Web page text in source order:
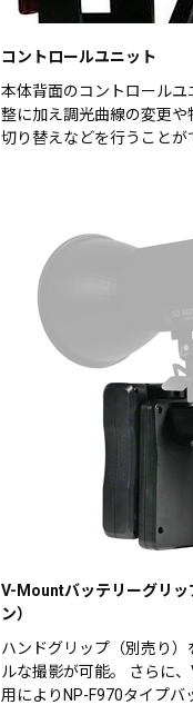
コントロールユニット
本体背面のコントロール
整に加え調光曲線の変更や
切り替えなどを行うことが
V-Mountバッテリーグリッ
ン）
ハンドグリップ（別売り
ルな撮影が可能。 さらに
用によりNP-F970タイプ